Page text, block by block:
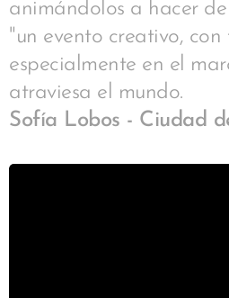
animándolos a hacer
"un evento creativo,
especialmente en el
atraviesa el mundo.
Sofía Lobos - Ciudad